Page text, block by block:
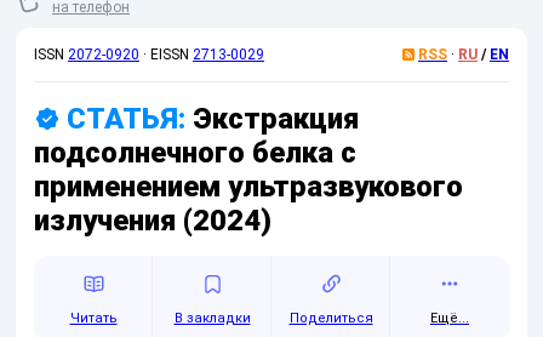
на телефон
ISSN 2072-0920 · EISSN 2713-0029 RSS · RU / EN
СТАТЬЯ: Экстракция
подсолнечного белка с
применением ультразвукового
излучения (2024)
Читать Поделиться Ещё...